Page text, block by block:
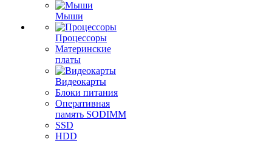
Мыши
Процессоры
Материнские
платы
Видеокарты
Блоки питания
Оперативная
память SODIMM
SSD
HDD